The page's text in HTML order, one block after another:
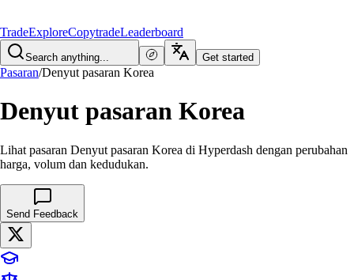
TradeExploreCopytradeLeaderboard
Search anything... Get started
Pasaran/Denyut pasaran Korea
Denyut pasaran Korea
Lihat pasaran Denyut pasaran Korea di Hyperdash dengan perubahan
harga, volum dan kedudukan.
Send Feedback